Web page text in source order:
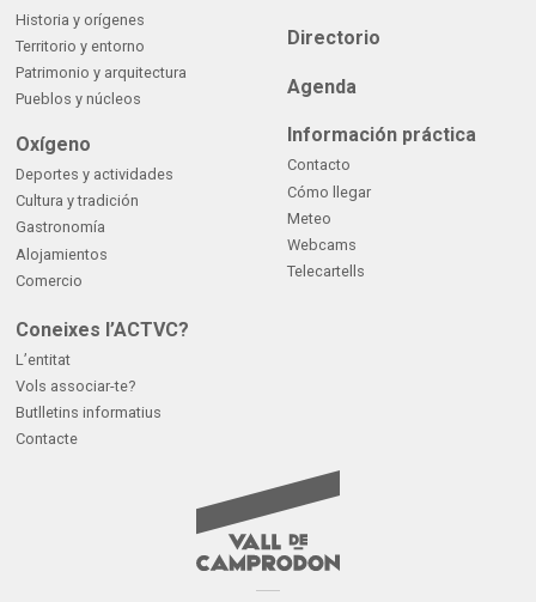
Historia y orígenes
Territorio y entorno
Patrimonio y arquitectura
Pueblos y núcleos
Oxígeno
Deportes y actividades
Cultura y tradición
Gastronomía
Alojamientos
Comercio
Directorio
Agenda
Información práctica
Contacto
Cómo llegar
Meteo
Webcams
Telecartells
Coneixes l’ACTVC?
L’entitat
Vols associar-te?
Butlletins informatius
Contacte